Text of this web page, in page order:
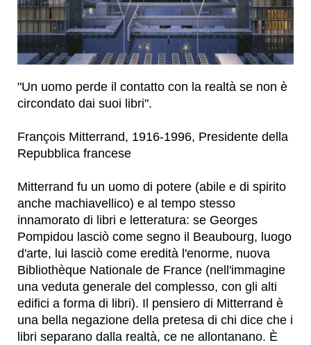
"Un uomo perde il contatto con la realtà se non è
circondato dai suoi libri".
François Mitterrand, 1916-1996, Presidente della
Repubblica francese
Mitterrand fu un uomo di potere (abile e di spirito
anche machiavellico) e al tempo stesso
innamorato di libri e letteratura: se Georges
Pompidou lasciò come segno il Beaubourg, luogo
d'arte, lui lasciò come eredità l'enorme, nuova
Bibliothèque Nationale de France (nell'immagine
una veduta generale del complesso, con gli alti
edifici a forma di libri). Il pensiero di Mitterrand è
una bella negazione della pretesa di chi dice che i
libri separano dalla realtà, ce ne allontanano. È